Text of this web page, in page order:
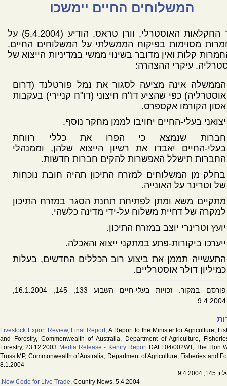
המשלוחים החיים יימשכו
שר החקלאות האוסטרלי, וורן טראס, הודיע (5.4.2004) על
מסוימות בפיקוח הממשלתי על המשלוחים החיים.
קלות ואין מדובר בשינוי ממשי במדיניות הייצוא של
עיקרי ההצהרה:
הממשלה אינה מציעה לסגור את נמל פורטלנד (דרום
אוסטרליה) כפי שהציע דו"ח חיצוני (דו"ח קניירי) בעקבות
אסון הקורמו אקספרס.
יצואני בעלי-החיים יחויבו לממן מחקר נוסף.
חברות שנמצא כי הפרו את כללי רווחת
בעלי-החיים יאבדו את רשיון הייצוא שלהן, וממנהלי
החברות תישלל האפשרות להקים חברות חדשות.
בחלק מן המשלוחים למזרח התיכון תהיה חובת נוכחות
של וטרינר על האונייה.
מתקיים משא ומתן לפתיחת תחנת הסגר במזרח התיכון
למקרה של דחיית משלוח על-ידי מדינה כלשהי.
יועץ וטרינרי יוצב במזרח התיכון.
ייערכו ביקורות-פתע במתקני ייצוא והאכלה.
התעשייה תממן את ביצוע רוב הכללים החדשים, בעלות
כמיליון דולר אוסטרליים.
פורסם במקור: זכויות בעלי-חיים השבוע 133, 145, 16.1.2004,
9.4.2004.
Livestock Export Review, Final Report , A Report to the Minister for Agriculture,
and Forestry, Commonwealth of Australia, Department of Agriculture,
Forestry, 23.12.2003
Media Release - Keniry ReportDAFF04/002WT, The Hon
Truss MP, Commonwealth of Australia, Department of Agriculture, Fisheries and
8.1.2004
9.4.2004
New Code for Live Trade , Country News, 5.4.2004